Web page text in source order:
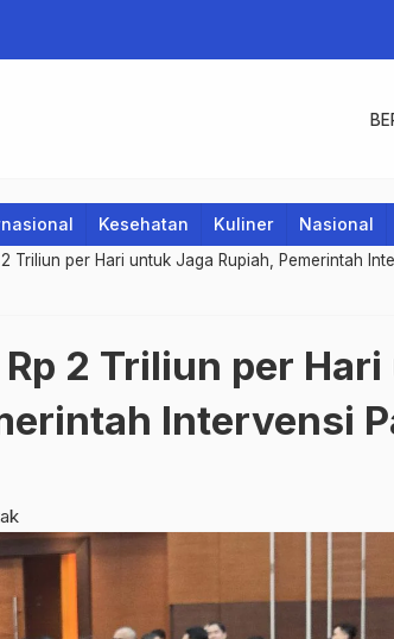
Kesehatan Kuliner Nasional
Triliun per Hari untuk Jaga Rupiah, Pemerintah
2 Triliun per
Intervensi